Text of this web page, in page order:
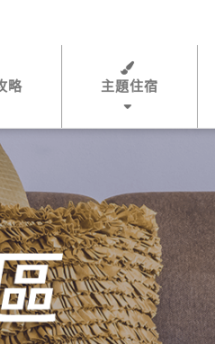
略 主題住宿